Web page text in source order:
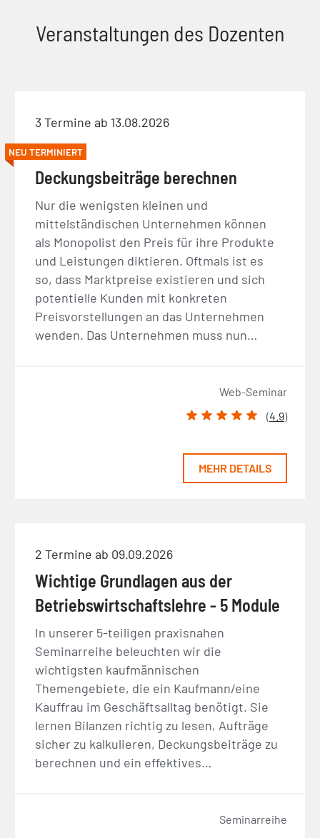
Veranstaltungen des Dozenten
3 Termine ab 13.08.2026
NEU TERMINIERT
Deckungsbeiträge berechnen
Nur die wenigsten kleinen und
mittelständischen Unternehmen können
als Monopolist den Preis für ihre Produkte
und Leistungen diktieren. Oftmals ist es
so, dass Marktpreise existieren und sich
potentielle Kunden mit konkreten
Preisvorstellungen an das Unternehmen
wenden. Das Unternehmen muss nun…
Web-Seminar
(4.9)
MEHR DETAILS
2 Termine ab 09.09.2026
Wichtige Grundlagen aus der
Betriebswirtschaftslehre - 5 Module
In unserer 5-teiligen praxisnahen
Seminarreihe beleuchten wir die
wichtigsten kaufmännischen
Themengebiete, die ein Kaufmann/eine
Kauffrau im Geschäftsalltag benötigt. Sie
lernen Bilanzen richtig zu lesen, Aufträge
sicher zu kalkulieren, Deckungsbeiträge zu
berechnen und ein effektives…
Seminarreihe